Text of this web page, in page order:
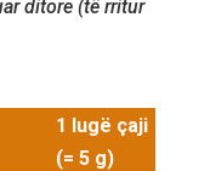
ditore (të rritur
1 lugë çaji
(= 5 g)